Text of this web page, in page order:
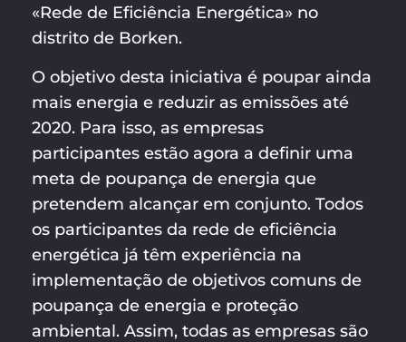
«Rede de Eficiência Energética» no
distrito de Borken.
O objetivo desta iniciativa é poupar ainda
mais energia e reduzir as emissões até
2020. Para isso, as empresas
participantes estão agora a definir uma
meta de poupança de energia que
pretendem alcançar em conjunto. Todos
os participantes da rede de eficiência
energética já têm experiência na
implementação de objetivos comuns de
poupança de energia e proteção
ambiental. Assim, todas as empresas são